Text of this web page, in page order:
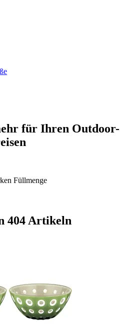
für Ihren Outdoor-
Füllmenge
404 Artikeln